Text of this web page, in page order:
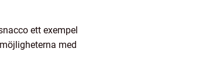
ett exempel
med